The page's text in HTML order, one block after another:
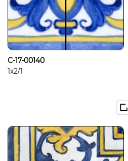
C-17-00140
1x2/1